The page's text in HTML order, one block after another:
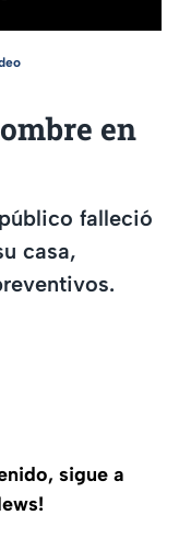
en
falleció
casa,
sigue a